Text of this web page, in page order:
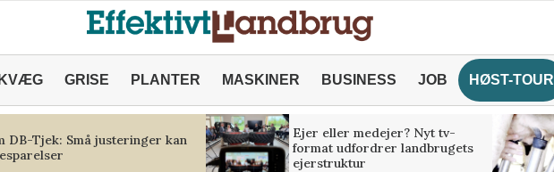
KVÆG GRISE PLANTER MASKINER BUSINESS JOB HØST-TOUR
DB-Tjek: Små justeringer kan
Ejer eller medejer? Nyt tv-
format udfordrer landbrugets
ejerstruktur